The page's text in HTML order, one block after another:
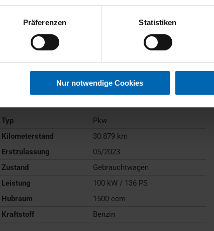
Präferenzen Statistiken
Nur notwendige Cookies
218
Gebrauchtwagen
Typ
Pkw
Kilometerstand
30.879 km
Erstzulassung
05/2023
Zustand
Gebrauchtwagen
Leistung
100 kW / 136 PS
Hubraum
1500 ccm
Kraftstoff
Benzin